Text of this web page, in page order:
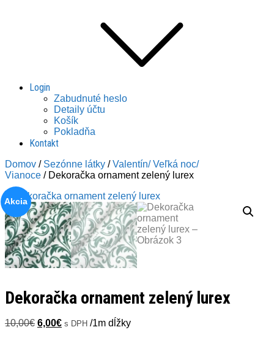
Login
Zabudnuté heslo
Detaily účtu
Košík
Pokladňa
Kontakt
Domov / Sezónne látky /Valentín/ Veľká noc/
Vianoce / Dekoračka ornament zelený lurex
Akcia
Dekoračka ornament zelený lurex
10,00€ Pôvodná
6,00€Aktuálna
s DPH /1m dĺžky